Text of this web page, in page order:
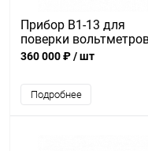
Прибор В1-13 для
поверки
программируемый
360 000 ₽/ шт
Подробнее